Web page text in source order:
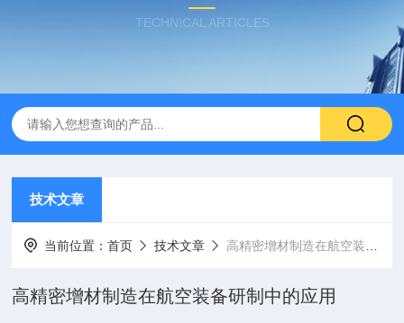
TECHNICAL ARTICLES
技术文章
当前位置：首页 技术文章 高精密增材制造在航空装备研制中的应用
高精密增材制造在航空装备研制中的应用